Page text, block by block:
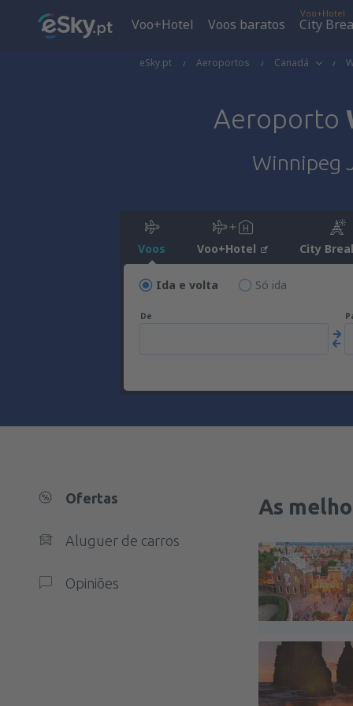
Voo+Hotel Voos baratos
Voo+Hotel
City
eSky.pt Aeroportos Canadá
Aeroporto
Winnipeg
Voos Voo+Hotel City
Ida e volta Só ida
De
Ofertas
Aluguer de carros
Opiniões
As